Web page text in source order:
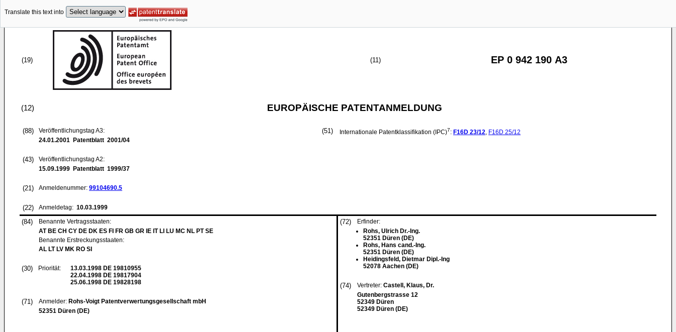
Translate this text into
(19) (11) EP 0 942 190 A3
(12) EUROPÄISCHE PATENTANMELDUNG
(88)
Veröffentlichungstag A3:
24.01.2001 Patentblatt 2001/04
(43)
Veröffentlichungstag A2:
15.09.1999 Patentblatt 1999/37
(21) Anmeldenummer: 99104690.5
(22) Anmeldetag: 10.03.1999
(51) Internationale Patentklassifikation (IPC)7: F16D 23/12, F16D 25/12
(84)
Benannte Vertragsstaaten:
AT BE CH CY DE DK ES FI FR GB GR IE IT LI LU MC NL PT SE
Benannte Erstreckungsstaaten:
AL LT LV MK RO SI
(30) Priorität: 13.03.1998 DE 19810955
22.04.1998 DE 19817904
25.06.1998 DE 19828198
(71) Anmelder: Rohs-Voigt Patentverwertungsgesellschaft mbH
52351 Düren (DE)
(72)
Erfinder:
Rohs, Ulrich Dr.-Ing.
52351 Düren (DE)
Rohs, Hans cand.-Ing.
52351 Düren (DE)
Heidingsfeld, Dietmar Dipl.-Ing
52078 Aachen (DE)
(74) Vertreter: Castell, Klaus, Dr.
Gutenbergstrasse 12
52349 Düren
52349 Düren (DE)